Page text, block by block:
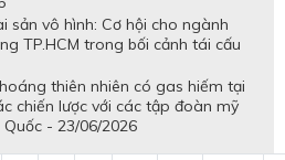
vô hình: Cơ hội cho ngành
TP.HCM trong bối cảnh tái cấu
thiên nhiên có gas hiếm tại
chiến lược với các tập đoàn mỹ
- 23/06/2026